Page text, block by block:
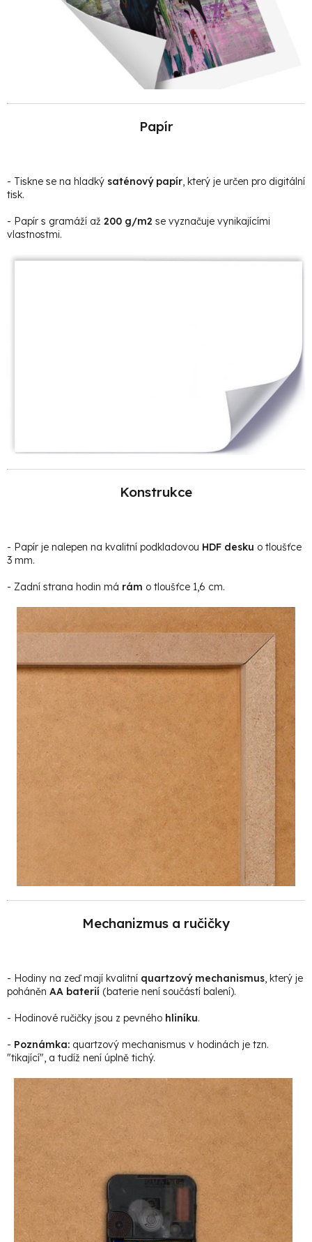
Papír
- Tiskne se na hladký saténový papír, který je určen pro digitální
tisk.
- Papír s gramáží až 200 g/m2 se vyznačuje vynikajícími
vlastnostmi.
Konstrukce
- Papír je nalepen na kvalitní podkladovou HDF desku o tloušťce
3 mm.
- Zadní strana hodin má rám o tloušťce 1,6 cm.
Mechanizmus a ručičky
- Hodiny na zeď mají kvalitní quartzový mechanismus, který je
poháněn AA baterií (baterie není součástí balení).
- Hodinové ručičky jsou z pevného hliníku.
- Poznámka: quartzový mechanismus v hodinách je tzn.
"tikající", a tudíž není úplně tichý.